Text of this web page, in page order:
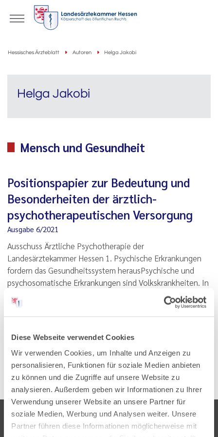
Diese Webseite verwendet Cookies
Wir verwenden Cookies, um Inhalte und Anzeigen zu
personalisieren, Funktionen für soziale Medien anbieten
zu können und die Zugriffe auf unsere Website zu
analysieren. Außerdem geben wir Informationen zu Ihrer
Verwendung unserer Website an unsere Partner für
soziale Medien, Werbung und Analysen weiter. Unsere
Partner führen diese Informationen möglicherweise mit
Hessisches Ärzteblatt Autoren Helga Jakobi
Helga Jakobi
Mensch und Gesundheit
Positionspapier zur Bedeutung und
Besonderheiten der ärztlich-
psychotherapeutischen Versorgung
Ausgabe 6/2021
Ausschuss Ärztliche Psychotherapie der
Landesärztekammer Hessen 1. Psychische Erkrankungen
fordern das Gesundheitssystem herausPsychische und
psychosomatische Erkrankungen sind Volkskrankheiten. In
Deutschland leiden jährlich ca. 18 Millionen Menschen (28
% der erwachsenen…